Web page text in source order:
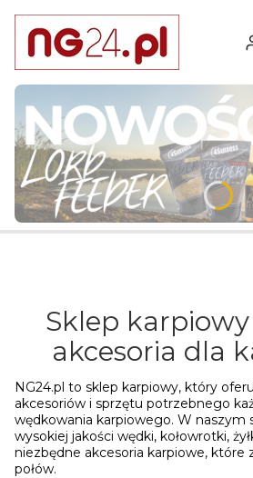
Naciśnij Enter lub spację, aby
Naciśnij Enter lub spację, aby
Naciśnij Enter lub spację, aby
Sklep
akcesoria dla
NG24.pl to sklep karpiowy, który
akcesoriów i sprzętu potrzebnego
wędkowania karpiowego. W naszym
wysokiej jakości wędki, kołowrotki,
niezbędne akcesoria karpiowe, które
połów.